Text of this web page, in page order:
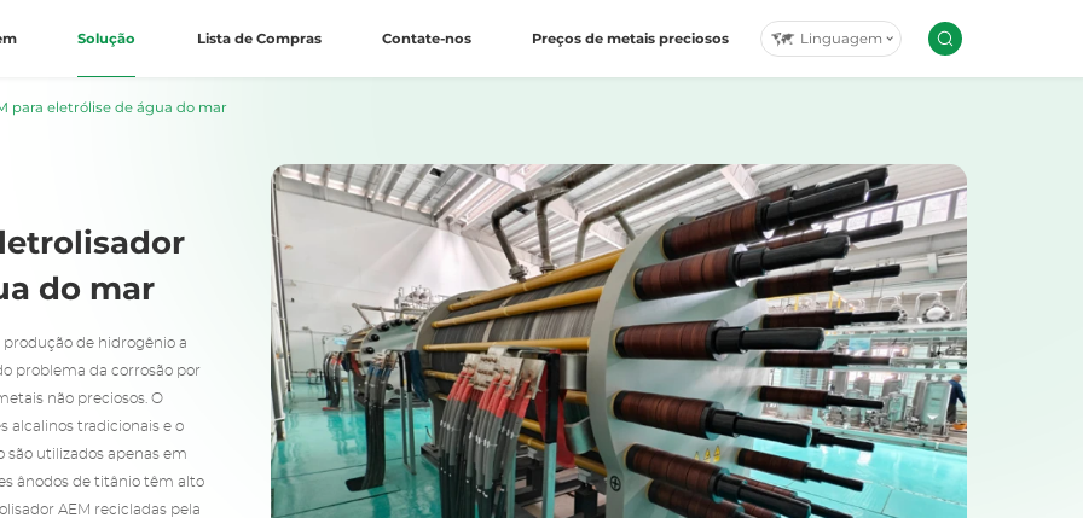
Solução Lista de Compras Contate-nos Preços de metais preciosos Linguagem
para eletrólise de água do mar
do mar
de hidrogênio a
problema da corrosão por
não preciosos. O
alcalinos tradicionais e o
são utilizados apenas em
ânodos de titânio têm alto
AEM recicladas pela